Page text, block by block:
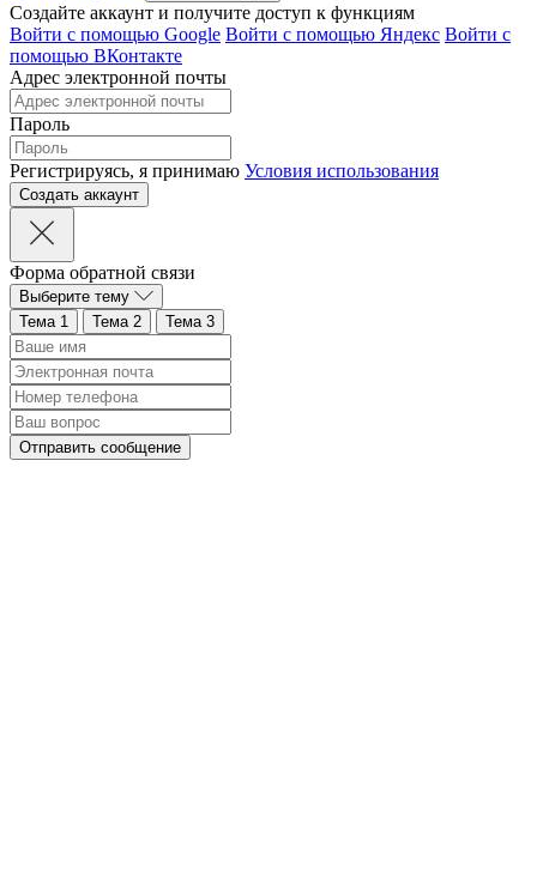
Создайте аккаунт и получите доступ к функциям
Войти с помощью Google Войти с помощью Яндекс Войти с
помощью ВКонтакте
Адрес электронной почты
Пароль
Регистрируясь, я принимаю Условия использования
Форма обратной связи
Выберите тему
Тема 1
Тема 2 Тема 3
Отправить сообщение